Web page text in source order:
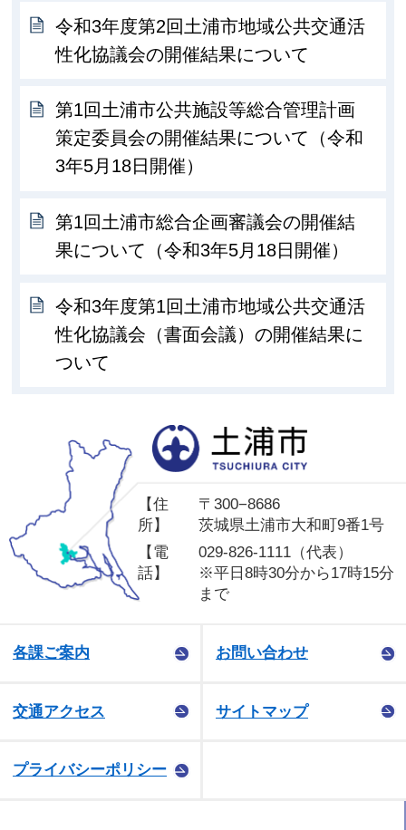
令和3年度第2回土浦市地域公共交通活
性化協議会の開催結果について
第1回土浦市公共施設等総合管理計画
策定委員会の開催結果について（令和
3年5月18日開催）
第1回土浦市総合企画審議会の開催結
果について（令和3年5月18日開催）
令和3年度第1回土浦市地域公共交通活
性化協議会（書面会議）の開催結果に
ついて
【住
所】
〒300−8686
茨城県土浦市大和町9番1号
【電
話】
029-826-1111（代表）
※平日8時30分から17時15分
まで
各課ご案内 お問い合わせ
交通アクセス サイトマップ
プライバシーポリシー